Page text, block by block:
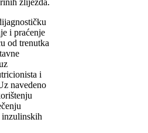
žlijezda.
i praćenje
od trenutka
i
navedeno
inzulinskih